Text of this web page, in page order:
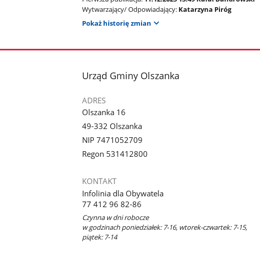
Wytwarzający/ Odpowiadający: Katarzyna Piróg
Pokaż historię zmian
stopka
Urząd Gminy Olszanka
ADRES
Olszanka 16
49-332 Olszanka
NIP 7471052709
Regon 531412800
KONTAKT
Infolinia dla Obywatela
77 412 96 82-86
Czynna w dni robocze
w godzinach poniedziałek: 7-16, wtorek-czwartek: 7-15,
piątek: 7-14